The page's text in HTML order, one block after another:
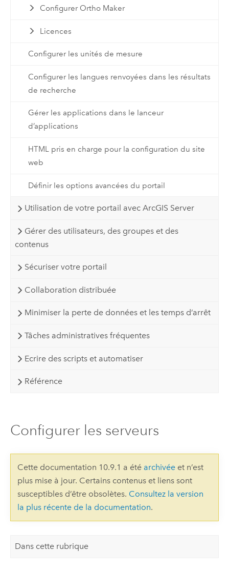
Configurer Ortho Maker
Licences
Configurer les unités de mesure
Configurer les langues renvoyées dans les résultats
de recherche
Gérer les applications dans le lanceur
d’applications
HTML pris en charge pour la configuration du site
web
Définir les options avancées du portail
Utilisation de votre portail avec ArcGIS Server
Gérer des utilisateurs, des groupes et des
contenus
Sécuriser votre portail
Collaboration distribuée
Minimiser la perte de données et les temps d’arrêt
Tâches administratives fréquentes
Ecrire des scripts et automatiser
Référence
Configurer les serveurs
Cette documentation 10.9.1 a été archivéeet n’est
plus mise à jour. Certains contenus et liens sont
susceptibles d’être obsolètes. Consultez la version
la plus récente de la documentation.
Dans cette rubrique